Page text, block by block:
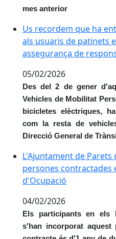
mes anterior
Us recordem que ha
Us recordem que ha
als usuaris de patinets
assegurança de
05/02/2026
Des del 2 de gener
Vehicles de Mobilitat
bicicletes elèctriques,
com la resta de
Direcció General de
L'Ajuntament de Parets
L'Ajuntament de Parets
persones contractades
d'Ocupació
04/02/2026
Els participants en els
s'han incorporat aquest